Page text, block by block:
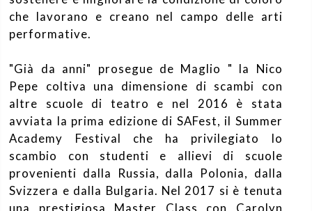
che lavorano e creano nel campo delle arti
performative.
"Già da anni" prosegue de Maglio " la Nico
Pepe coltiva una dimensione di scambi con
altre scuole di teatro e nel 2016 è stata
avviata la prima edizione di SAFest, il Summer
Academy Festival che ha privilegiato lo
scambio con studenti e allievi di scuole
provenienti dalla Russia, dalla Polonia, dalla
Svizzera e dalla Bulgaria. Nel 2017 si è tenuta
una prestigiosa Master Class con Carolyn